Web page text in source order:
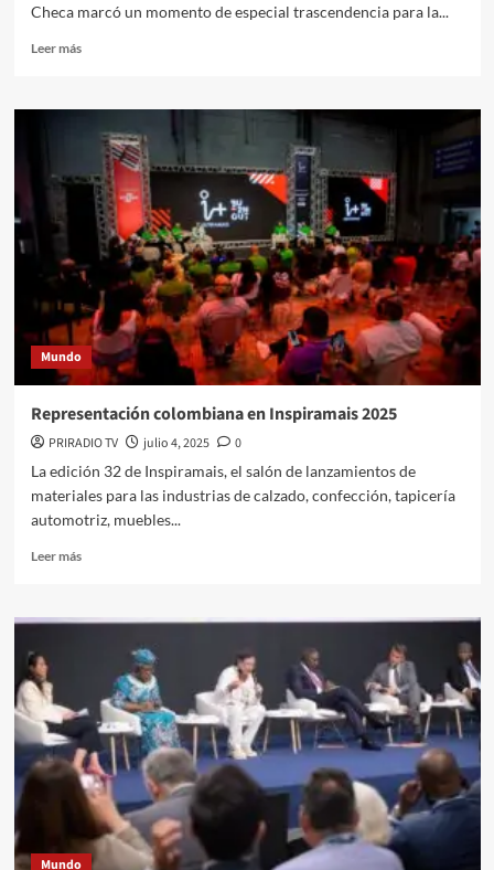
Checa marcó un momento de especial trascendencia para la...
Leer másLeer
Laura
Sarabia
despide
Cancillería
República
Checa.
Que
piensas?.
Mundo
Representación colombiana en Inspiramais 2025
PRIRADIO TV julio 4, 2025
0
La edición 32 de Inspiramais, el salón de lanzamientos de
materiales para las industrias de calzado, confección, tapicería
automotriz, muebles...
Leer másLeer
Representación
Inspiramais
2025
Mundo